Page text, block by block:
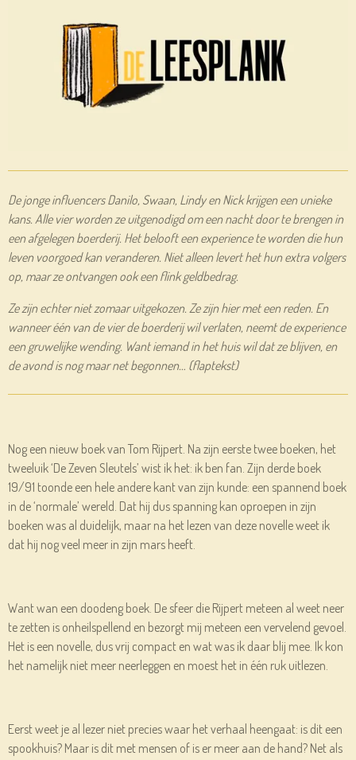
De jonge influencers Danilo, Swaan, Lindy en Nick krijgen een unieke
kans. Alle vier worden ze uitgenodigd om een nacht door te brengen in
een afgelegen boerderij. Het belooft een experience te worden die hun
leven voorgoed kan veranderen. Niet alleen levert het hun extra volgers
op, maar ze ontvangen ook een flink geldbedrag.
Ze zijn echter niet zomaar uitgekozen. Ze zijn hier met een reden. En
wanneer één van de vier de boerderij wil verlaten, neemt de experience
een gruwelijke wending. Want iemand in het huis wil dat ze blijven, en
de avond is nog maar net begonnen… (flaptekst)
Nog een nieuw boek van Tom Rijpert. Na zijn eerste twee boeken, het
tweeluik ‘De Zeven Sleutels’ wist ik het: ik ben fan. Zijn derde boek
19/91 toonde een hele andere kant van zijn kunde: een spannend boek
in de ‘normale’ wereld. Dat hij dus spanning kan oproepen in zijn
boeken was al duidelijk, maar na het lezen van deze novelle weet ik
dat hij nog veel meer in zijn mars heeft.
Want wan een doodeng boek. De sfeer die Rijpert meteen al weet neer
te zetten is onheilspellend en bezorgt mij meteen een vervelend gevoel.
Het is een novelle, dus vrij compact en wat was ik daar blij mee. Ik kon
het namelijk niet meer neerleggen en moest het in één ruk uitlezen.
Eerst weet je al lezer niet precies waar het verhaal heengaat: is dit een
spookhuis? Maar is dit met mensen of is er meer aan de hand? Net als